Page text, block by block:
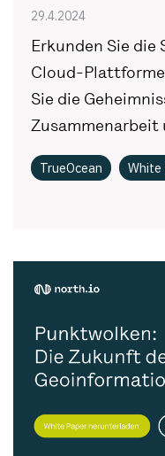
29.4.2024
Erkunden Sie
Cloud-
Sie die
Zusammenarbeit
TrueOcean White